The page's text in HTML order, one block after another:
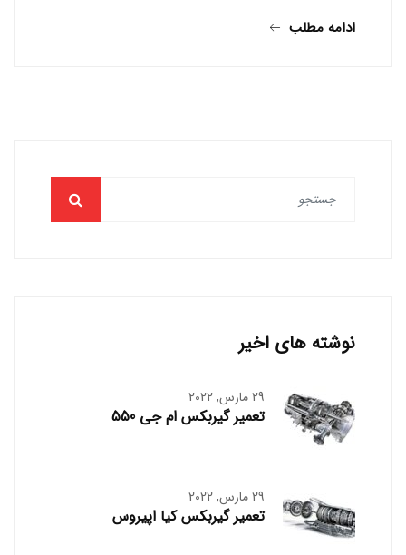
ادامه مطلب
نوشته های اخیر
29 مارس, 2022
تعمیر گیربکس ام جی 550
29 مارس, 2022
تعمیر گیربکس کیا اپیروس